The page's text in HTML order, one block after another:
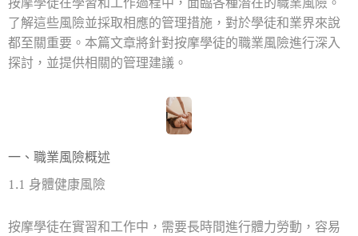
了解這些風險並採取相應的管理措施，對於學徒和業界來說
都至關重要。本篇文章將針對按摩學徒的職業風險進行深入
探討，並提供相關的管理建議。
一、職業風險概述
1.1 身體健康風險
按摩學徒在實習和工作中，需要長時間進行體力勞動，容易